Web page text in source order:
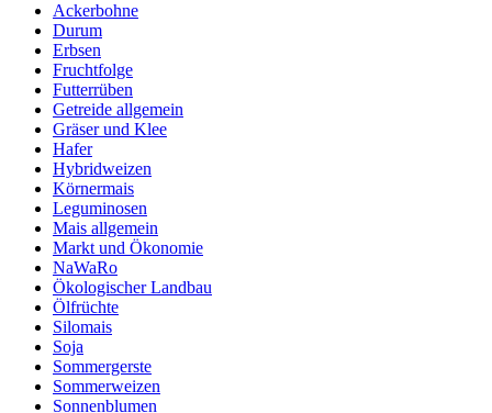
Ackerbohne
Durum
Erbsen
Fruchtfolge
Futterrüben
Getreide allgemein
Gräser und Klee
Hafer
Hybridweizen
Körnermais
Leguminosen
Mais allgemein
Markt und Ökonomie
NaWaRo
Ökologischer Landbau
Ölfrüchte
Silomais
Soja
Sommergerste
Sommerweizen
Sonnenblumen